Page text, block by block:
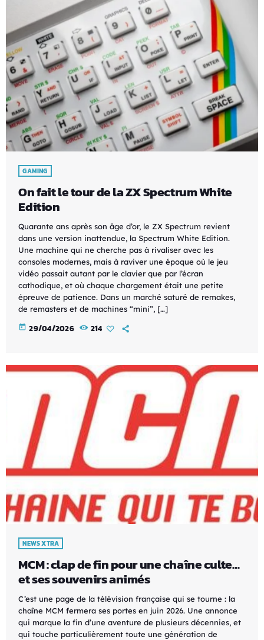
GAMING
On fait le tour de la ZX Spectrum White
Edition
Quarante ans après son âge d’or, le ZX Spectrum revient
dans une version inattendue, la Spectrum White Edition.
Une machine qui ne cherche pas à rivaliser avec les
consoles modernes, mais à raviver une époque où le jeu
vidéo passait autant par le clavier que par l’écran
cathodique, et où chaque chargement était une petite
épreuve de patience. Dans un marché saturé de remakes,
de remasters et de machines “mini”, […]
today 29/04/2026 214
NEWS XTRA
MCM : clap de fin pour une chaîne culte…
et ses souvenirs animés
C’est une page de la télévision française qui se tourne : la
chaîne MCM fermera ses portes en juin 2026. Une annonce
qui marque la fin d’une aventure de plusieurs décennies, et
qui touche particulièrement toute une génération de